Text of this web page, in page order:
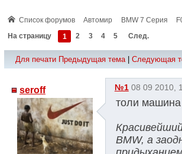
Список форумов Автомир BMW 7 Серия
На страницу
1 2 3 4 5 След.
Для печати Предыдущая тема| Следующая
seroff №1 08 09 2010,
толи машина
BMW, а